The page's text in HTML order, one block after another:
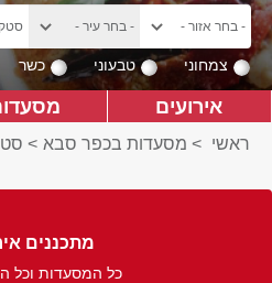
צמחוני טבעוני כשר
אירועים
ראשי > מסעדות בכפר סבא >
מתכננים
כל המסעדות וכל